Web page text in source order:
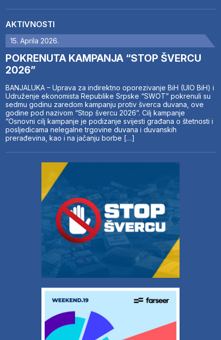
AKTIVNOSTI
15. Aprila 2026.
POKRENUTA KAMPANJA “STOP ŠVERCU
2026”
BANJALUKA – Uprava za indirektno oporezivanje BiH (UIO BiH) i
Udruženje ekonomista Republike Srpske “SWOT” pokrenuli su
sedmu godinu zaredom kampanju protiv šverca duvana, ove
godine pod nazivom “Stop švercu 2026”. Cilj kampanje
“Osnovni cilj kampanje je podizanje svijesti građana o štetnosti i
posljedicama nelegalne trgovine duvana i duvanskih
prerađevina, kao i na jačanju borbe […]